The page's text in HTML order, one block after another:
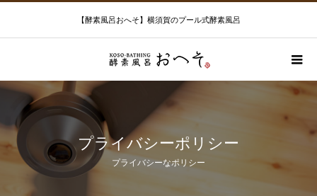
【酵素風呂おへそ】横須賀のプール式酵素風呂
プライバシーポリシー
プライバシーなポリシー